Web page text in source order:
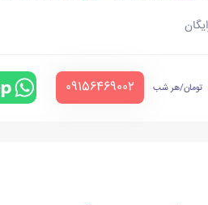
تومان/هر شب ‪09156469002‬